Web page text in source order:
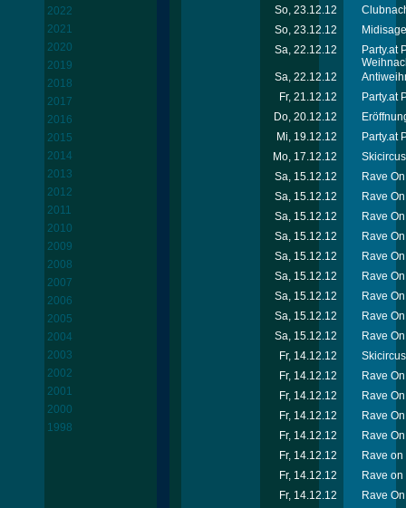
2022
2021
2020
2019
2018
2017
2016
2015
2014
2013
2012
2011
2010
2009
2008
2007
2006
2005
2004
2003
2002
2001
2000
1998
So, 23.12.12
So, 23.12.12
Sa, 22.12.12
Party.at
Sa, 22.12.12
Fr, 21.12.12
Party.at
Do, 20.12.12
Mi, 19.12.12
Party.at
Mo, 17.12.12
Sa, 15.12.12
Rave
Sa, 15.12.12
Rave
Sa, 15.12.12
Rave
Sa, 15.12.12
Rave
Sa, 15.12.12
Rave
Sa, 15.12.12
Rave
Sa, 15.12.12
Rave
Sa, 15.12.12
Rave
Sa, 15.12.12
Rave
Fr, 14.12.12
Fr, 14.12.12
Rave
Fr, 14.12.12
Rave
Fr, 14.12.12
Rave
Fr, 14.12.12
Rave
Fr, 14.12.12
Rave
Fr, 14.12.12
Rave
Fr, 14.12.12
Rave